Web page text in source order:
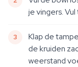
je vingers.
Klap de
de kruiden
weerstand